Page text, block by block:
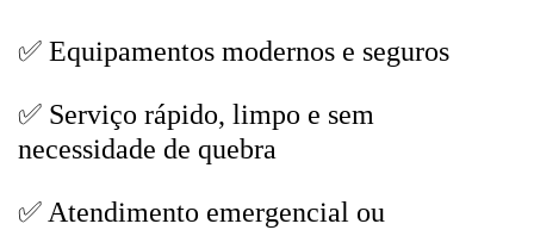
✅ Equipamentos modernos e seguros
✅ Serviço rápido, limpo e sem
necessidade de quebra
✅ Atendimento emergencial ou